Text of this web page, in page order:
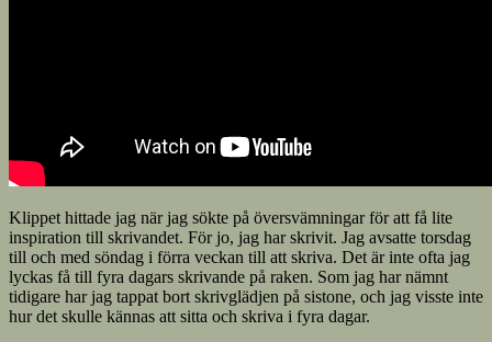
Klippet hittade jag när jag sökte på översvämningar för att få lite
inspiration till skrivandet. För jo, jag har skrivit. Jag avsatte torsdag
till och med söndag i förra veckan till att skriva. Det är inte ofta jag
lyckas få till fyra dagars skrivande på raken. Som jag har nämnt
tidigare har jag tappat bort skrivglädjen på sistone, och jag visste inte
hur det skulle kännas att sitta och skriva i fyra dagar.